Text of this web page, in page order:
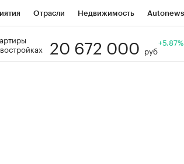
Отрасли Недвижимость Autonews
Образование20 672 000 руб
+5.87%